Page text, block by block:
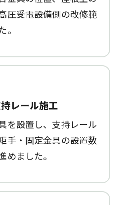
圧受電設備側の改修範
。
レール施工
を設置し、支持レール
手・固定金具の設置数
めました。